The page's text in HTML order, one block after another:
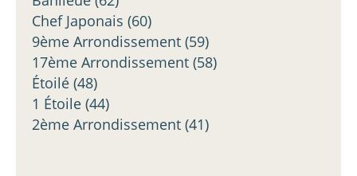
Chef Japonais (60)
9ème Arrondissement (59)
17ème Arrondissement (58)
Étoilé (48)
1 Étoile (44)
2ème Arrondissement (41)